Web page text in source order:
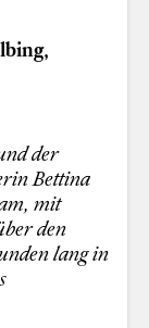
der
Bettina
mit
den
lang in